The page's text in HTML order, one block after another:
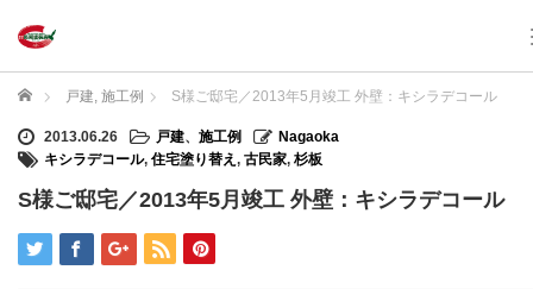
ホーム 戸建, 施工例 S様ご邸宅／2013年5月竣工 外壁：キシラデコール
2013.06.26 戸建、 施工例
Nagaoka
キシラデコール, 住宅塗り替え , 古民家, 杉板
S様ご邸宅／2013年5月竣工 外壁：キシラデコール